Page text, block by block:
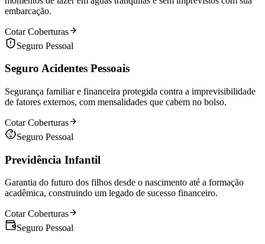
embarcação.
Cotar Coberturas
Seguro Pessoal
Seguro Acidentes Pessoais
Segurança familiar e financeira protegida contra a imprevisibilidade
de fatores externos, com mensalidades que cabem no bolso.
Cotar Coberturas
Seguro Pessoal
Previdência Infantil
Garantia do futuro dos filhos desde o nascimento até a formação
acadêmica, construindo um legado de sucesso financeiro.
Cotar Coberturas
Seguro Pessoal